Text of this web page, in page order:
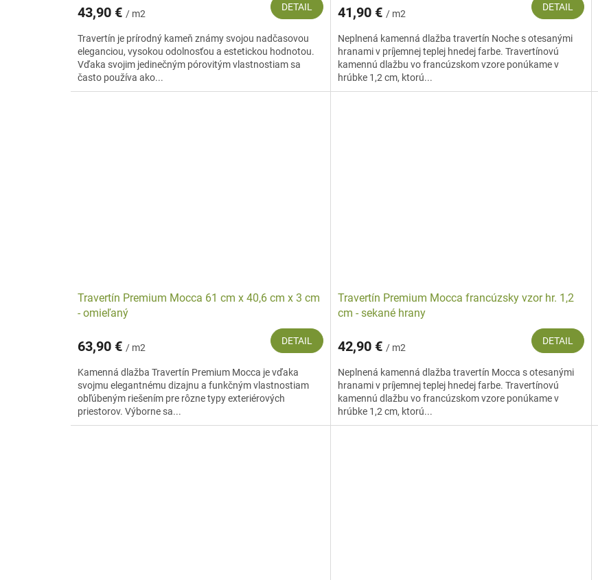
43,90 € / m2
DETAIL
Travertín je prírodný kameň známy svojou nadčasovou
eleganciou, vysokou odolnosťou a estetickou hodnotou.
Vďaka svojim jedinečným pórovitým vlastnostiam sa
často používa ako...
41,90 € / m2
DETAIL
Neplnená kamenná dlažba travertín Noche s otesanými
hranami v príjemnej teplej hnedej farbe. Travertínovú
kamennú dlažbu vo francúzskom vzore ponúkame v
hrúbke 1,2 cm, ktorú...
Travertín Premium Mocca 61 cm x 40,6 cm x 3 cm
- omieľaný
63,90 € / m2
DETAIL
Kamenná dlažba Travertín Premium Mocca je vďaka
svojmu elegantnému dizajnu a funkčným vlastnostiam
obľúbeným riešením pre rôzne typy exteriérových
priestorov. Výborne sa...
Travertín Premium Mocca francúzsky vzor hr. 1,2
cm - sekané hrany
42,90 € / m2
DETAIL
Neplnená kamenná dlažba travertín Mocca s otesanými
hranami v príjemnej teplej hnedej farbe. Travertínovú
kamennú dlažbu vo francúzskom vzore ponúkame v
hrúbke 1,2 cm, ktorú...